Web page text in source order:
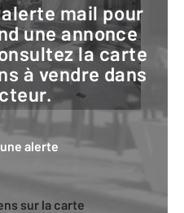
une annonce
la carte
à vendre dans
une alerte
sur la carte